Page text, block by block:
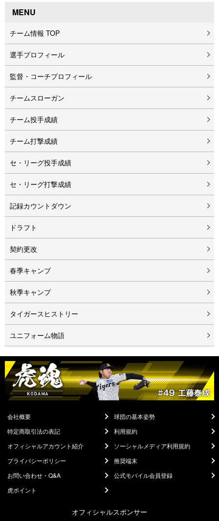
MENU
チーム情報 TOP
選手プロフィール
監督・コーチプロフィール
チームスローガン
チーム投手成績
チーム打撃成績
セ・リーグ投手成績
セ・リーグ打撃成績
記録カウントダウン
ドラフト
契約更改
春季キャンプ
秋季キャンプ
タイガースヒストリー
ユニフォーム物語
会社概要
球団の基本姿勢
特定商取引法の表記
利用規約
オフィシャルアカウント紹介
ソーシャルメディア利用規約
プライバシーポリシー
推奨端末
お問い合わせ・Q&A
公式モバイル会員登録
虎ポイント
オフィシャルスポンサー